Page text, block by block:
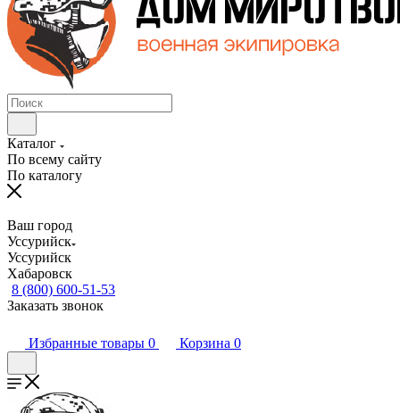
Каталог
По всему сайту
По каталогу
Ваш город
Уссурийск
Уссурийск
Хабаровск
8 (800) 600-51-53
Заказать звонок
Избранные товары 0 Корзина 0